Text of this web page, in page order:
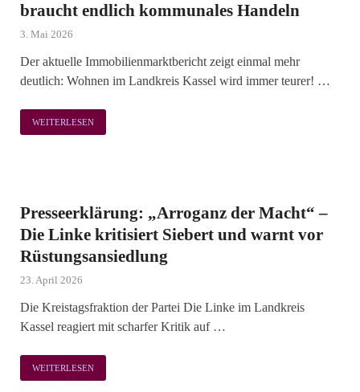
braucht endlich kommunales Handeln
3. Mai 2026
Der aktuelle Immobilienmarktbericht zeigt einmal mehr
deutlich: Wohnen im Landkreis Kassel wird immer teurer! …
WEITERLESEN
Presseerklärung: „Arroganz der Macht“ –
Die Linke kritisiert Siebert und warnt vor
Rüstungsansiedlung
23. April 2026
Die Kreistagsfraktion der Partei Die Linke im Landkreis
Kassel reagiert mit scharfer Kritik auf …
WEITERLESEN